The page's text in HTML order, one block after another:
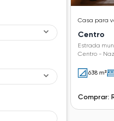
Casa para
Centro
Estrada
Centro -
638 m²
Comprar: